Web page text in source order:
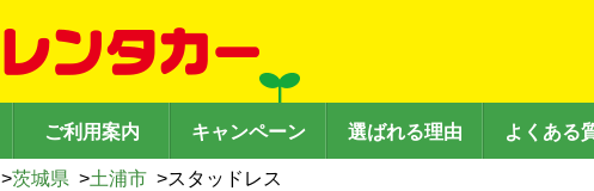
ご利用案内 キャンペーン 選ばれる理由 よくある
>茨城県 >土浦市 >スタッドレス